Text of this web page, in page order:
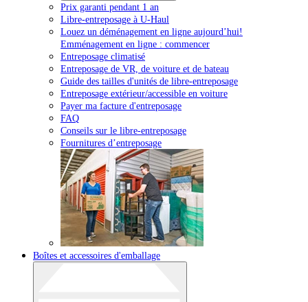
Prix garanti pendant 1 an
Libre-entreposage à U-Haul
Louez un déménagement en ligne aujourd’hui!
Emménagement en ligne : commencer
Entreposage climatisé
Entreposage de VR, de voiture et de bateau
Guide des tailles d'unités de libre-entreposage
Entreposage extérieur/accessible en voiture
Payer ma facture d'entreposage
FAQ
Conseils sur le libre-entreposage
Fournitures d’entreposage
Boîtes et accessoires d'emballage